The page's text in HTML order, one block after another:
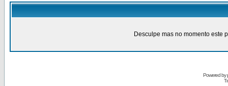
Desculpe mas no momento este
Powered by